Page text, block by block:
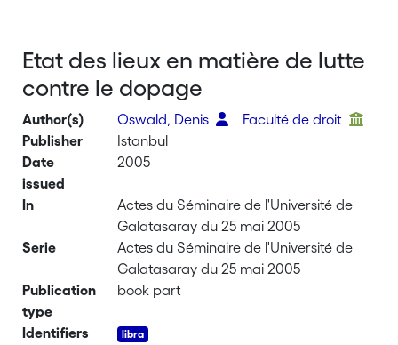
Etat des lieux en matière de lutte
contre le dopage
Author(s) Oswald, Denis
Faculté de droit
Publisher
Istanbul
Date
issued
2005
In
Actes du Séminaire de l'Université de
Galatasaray du 25 mai 2005
Serie
Actes du Séminaire de l'Université de
Galatasaray du 25 mai 2005
Publication
type
book part
Identifiers